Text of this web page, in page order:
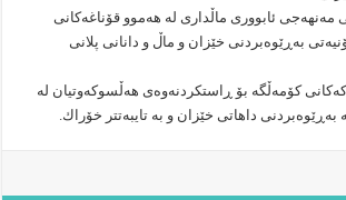
مەنهەجی ئابووری ماڵداری لە هەموو قۆناغەكانی
بەڕێوەبردنی خێزان و ماڵ و دانانی پلانی
كۆمەڵگە بۆ ڕاستكردنەوەی هەڵسوكەوتیان لە
بەڕێوەبردنی داهاتی خێزان و بە تایبەتتر خۆراك.